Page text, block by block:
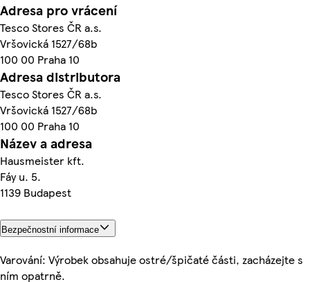
Adresa pro vrácení
Tesco Stores ČR a.s.
Vršovická 1527/68b
100 00 Praha 10
Adresa distributora
Tesco Stores ČR a.s.
Vršovická 1527/68b
100 00 Praha 10
Název a adresa
Hausmeister kft.
Fáy u. 5.
1139 Budapest
Bezpečnostní informace
Varování: Výrobek obsahuje ostré/špičaté části, zacházejte s
ním opatrně.